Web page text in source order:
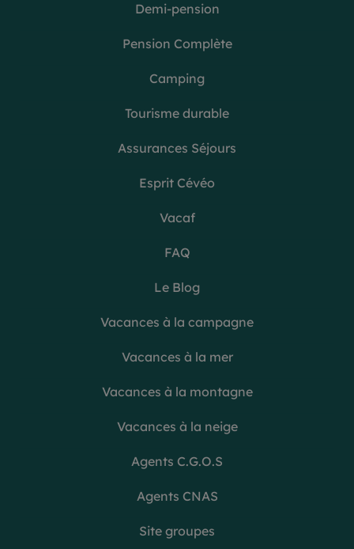
Demi-pension
Pension Complète
Camping
Tourisme durable
Assurances Séjours
Esprit Cévéo
Vacaf
FAQ
Le Blog
Vacances à la campagne
Vacances à la mer
Vacances à la montagne
Vacances à la neige
Agents C.G.O.S
Agents CNAS
Site groupes